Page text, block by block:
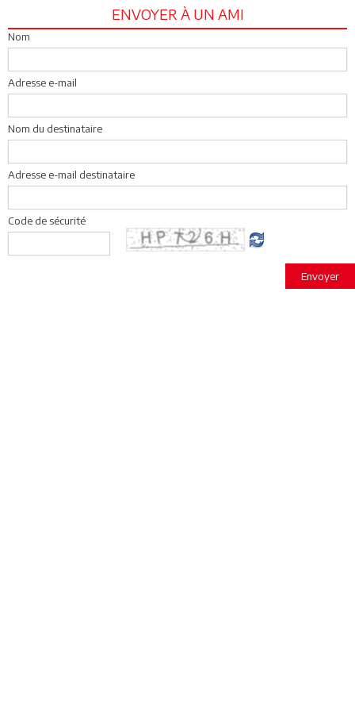
ENVOYER À UN AMI
Nom
Adresse e-mail
Nom du destinataire
Adresse e-mail destinataire
Code de sécurité
Envoyer